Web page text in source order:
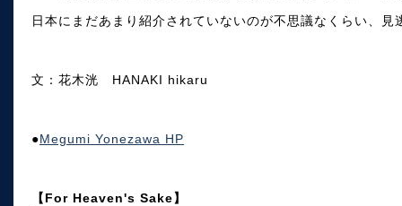
日本にまだあまり紹介されていないのが不思議なくらい、
文：花木洸 HANAKI hikaru
●Megumi Yonezawa HP
【For Heaven's Sake】